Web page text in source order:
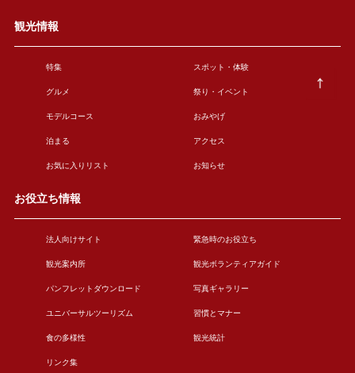
観光情報
特集 スポット・体験
グルメ 祭り・イベント
モデルコース おみやげ
泊まる アクセス
お気に入りリスト お知らせ
お役立ち情報
法人向けサイト 緊急時のお役立ち
観光案内所 観光ボランティアガイド
パンフレットダウンロード 写真ギャラリー
ユニバーサルツーリズム 習慣とマナー
食の多様性 観光統計
リンク集